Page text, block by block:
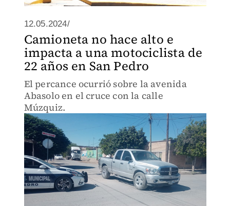
12.05.2024/
Camioneta no hace alto e
impacta a una motociclista de
22 años en San Pedro
El percance ocurrió sobre la avenida
Abasolo en el cruce con la calle
Múzquiz.